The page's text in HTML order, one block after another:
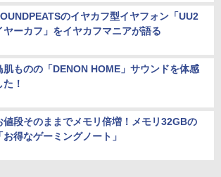
￥47,800
のイヤカフ型イヤフォン「UU2
ヤーカフ」をイヤカフマニアが語る
肌ものの「DENON HOME」サウンドを体感
た！
値段そのままでメモリ倍増！メモリ32GBの
「お得なゲーミングノート」